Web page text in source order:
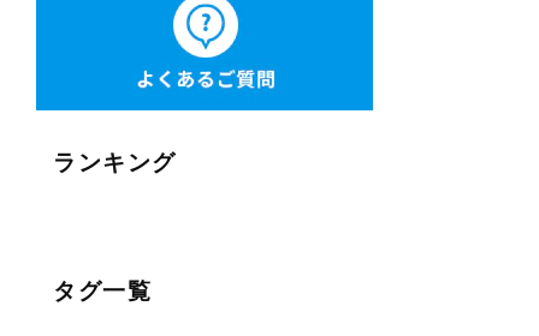
ランキング
タグ一覧